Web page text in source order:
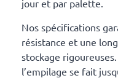
jour et par palette.
Nos spécifications
résistance et une
stockage
l’empilage se fait